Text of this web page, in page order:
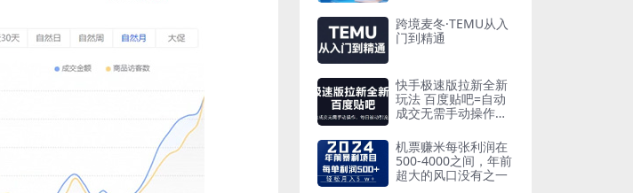
跨境麦冬·TEMU从入
门到精通
快手极速版拉新全新
玩法 百度贴吧=自动
成交无需手动操作，
机票赚米每张利润在
500-4000之间，年前
超大的风口没有之一